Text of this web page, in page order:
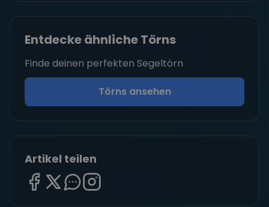
Entdecke ähnliche Törns
Finde deinen perfekten Segeltörn
Törns ansehen
Artikel teilen